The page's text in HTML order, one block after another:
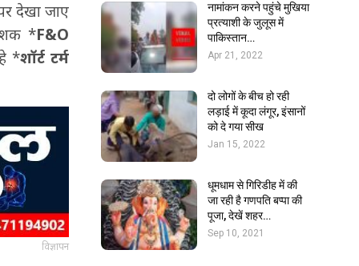
देखा जाए
*F&O
*शॉर्ट टर्म
विज्ञापन
नामांकन करने पहुंचे मुखिया
प्रत्याशी के जुलूस में
पाकिस्तान…
Apr 21, 2022
दो लोगों के बीच हो रही
लड़ाई में कूदा लंगूर, इंसानों
को दे गया सीख
Jan 15, 2022
धूमधाम से गिरिडीह में की
जा रही है गणपति बप्पा की
पूजा, देखें शहर…
Sep 10, 2021